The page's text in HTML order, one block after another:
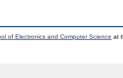
of Electronics and Computer Science at